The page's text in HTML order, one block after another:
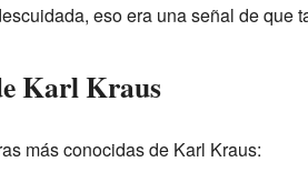
eso era una señal de que
Karl Kraus
más conocidas de Karl Kraus: